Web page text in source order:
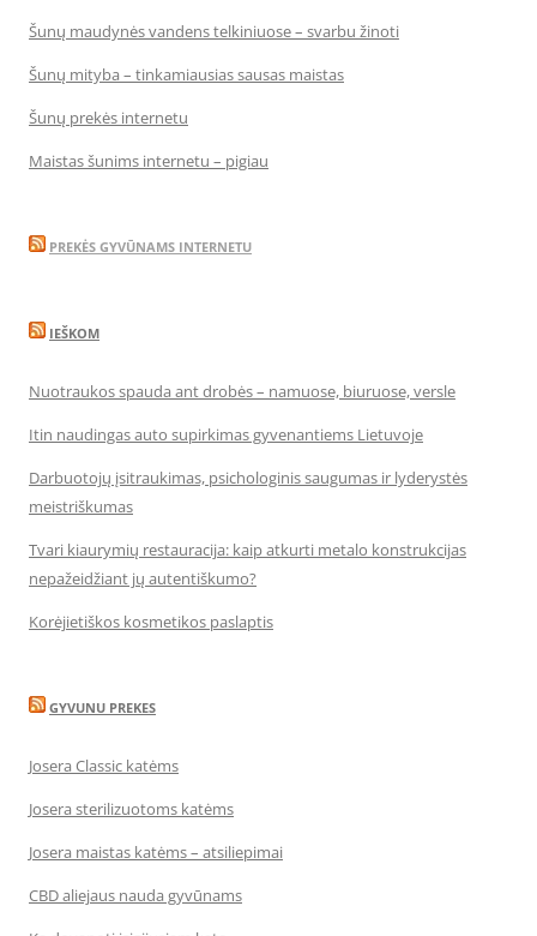
Šunų maudynės vandens telkiniuose – svarbu žinoti
Šunų mityba – tinkamiausias sausas maistas
Šunų prekės internetu
Maistas šunims internetu – pigiau
PREKĖS GYVŪNAMS INTERNETU
IEŠKOM
Nuotraukos spauda ant drobės – namuose, biuruose, versle
Itin naudingas auto supirkimas gyvenantiems Lietuvoje
Darbuotojų įsitraukimas, psichologinis saugumas ir lyderystės
meistriškumas
Tvari kiaurymių restauracija: kaip atkurti metalo konstrukcijas
nepažeidžiant jų autentiškumo?
Korėjietiškos kosmetikos paslaptis
GYVUNU PREKES
Josera Classic katėms
Josera sterilizuotoms katėms
Josera maistas katėms – atsiliepimai
CBD aliejaus nauda gyvūnams